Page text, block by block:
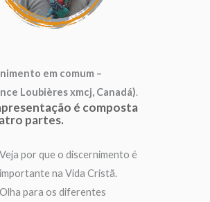
em comum –
Loubières xmcj, Canadá).
é composta
partes.
Veja por que o discernimento é
importante na Vida Cristã.
Olha para os diferentes